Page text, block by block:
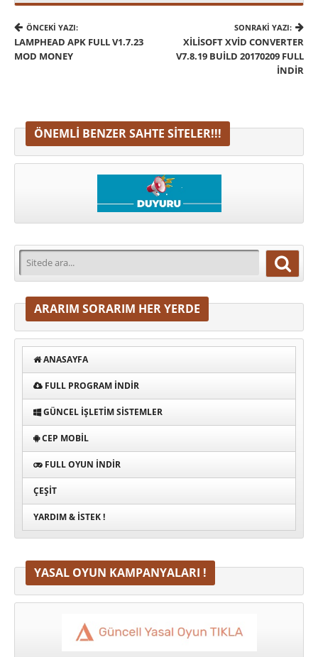
ÖNCEKI YAZI:
LAMPHEAD APK FULL V1.7.23
MOD MONEY
SONRAKI YAZI:
XILISOFT XVID CONVERTER
V7.8.19 BUILD 20170209 FULL
İNDIR
ÖNEMLI BENZER SAHTE SITELER!!!
ARARIM SORARIM HER YERDE
ANASAYFA
FULL PROGRAM INDIR
GÜNCEL İŞLETIM SISTEMLER
CEP MOBIL
FULL OYUN İNDIR
ÇEŞIT
YARDIM & İSTEK !
YASAL OYUN KAMPANYALARI !